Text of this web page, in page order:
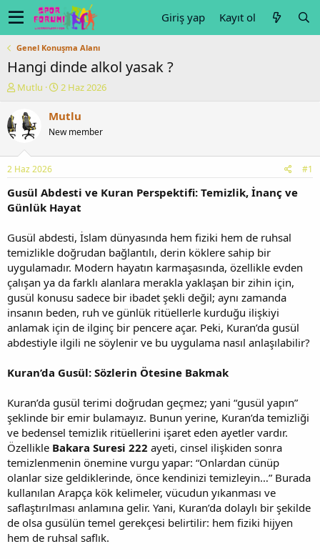
Giriş yap Kayıt ol
Genel Konuşma Alanı
Hangi dinde alkol yasak ?
K
b
a
ş
l
a
a
n
Mutlu
B
ş
a
ç
a
i
h
i
2 Haz 2026
Mutlu
New member
2 Haz 2026 #1
Gusül Abdesti ve Kuran Perspektifi: Temizlik, İnanç ve
Günlük Hayat
Gusül abdesti, İslam dünyasında hem fiziki hem de ruhsal
temizlikle doğrudan bağlantılı, derin köklere sahip bir
uygulamadır. Modern hayatın karmaşasında, özellikle evden
çalışan ya da farklı alanlara merakla yaklaşan bir zihin için,
gusül konusu sadece bir ibadet şekli değil; aynı zamanda
insanın beden, ruh ve günlük ritüellerle kurduğu ilişkiyi
anlamak için de ilginç bir pencere açar. Peki, Kuran’da gusül
abdestiyle ilgili ne söylenir ve bu uygulama nasıl anlaşılabilir?
Kuran’da Gusül: Sözlerin Ötesine Bakmak
Kuran’da gusül terimi doğrudan geçmez; yani “gusül yapın”
şeklinde bir emir bulamayız. Bunun yerine, Kuran’da temizliği
ve bedensel temizlik ritüellerini işaret eden ayetler vardır.
Özellikle Bakara Suresi 222 ayeti, cinsel ilişkiden sonra
temizlenmenin önemine vurgu yapar: “Onlardan cünüp
olanlar size geldiklerinde, önce kendinizi temizleyin…” Burada
kullanılan Arapça kök kelimeler, vücudun yıkanması ve
saflaştırılması anlamına gelir. Yani, Kuran’da dolaylı bir şekilde
de olsa gusülün temel gerekçesi belirtilir: hem fiziki hijyen
hem de ruhsal saflık.